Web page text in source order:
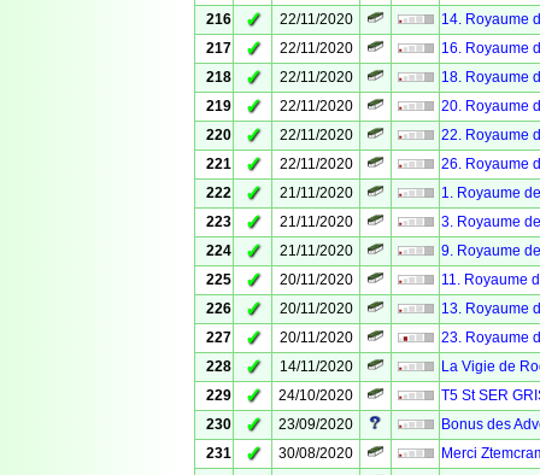
216
✓ 22/11/2020
14. Royaume
217
✓ 22/11/2020
16. Royaume
218
✓ 22/11/2020
18. Royaume
219
✓ 22/11/2020
20. Royaume
220
✓ 22/11/2020
22. Royaume
221
✓ 22/11/2020
26. Royaume
222
✓ 21/11/2020
1. Royaume
223
✓ 21/11/2020
3. Royaume
224
✓ 21/11/2020
9. Royaume
225
✓ 20/11/2020
11. Royaume
226
✓ 20/11/2020
13. Royaume
227
✓ 20/11/2020
23. Royaume
228
✓ 14/11/2020
La Vigie de
229
✓ 24/10/2020
T5 St SER
230
✓ 23/09/2020
Bonus des
231
✓ 30/08/2020
Merci